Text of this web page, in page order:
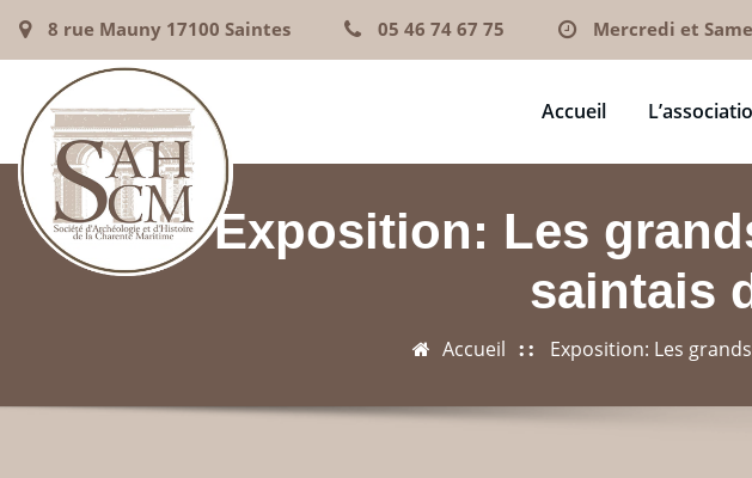
8 rue Mauny 17100 Saintes 05 46 74 67 75 Mercredi et
Accueil
Exposition: Les
saintais
Accueil Exposition: Les